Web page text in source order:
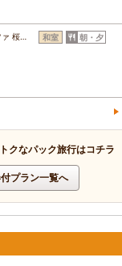
桜… 和室 朝・夕
クなパック旅行はコチラ
プラン一覧へ